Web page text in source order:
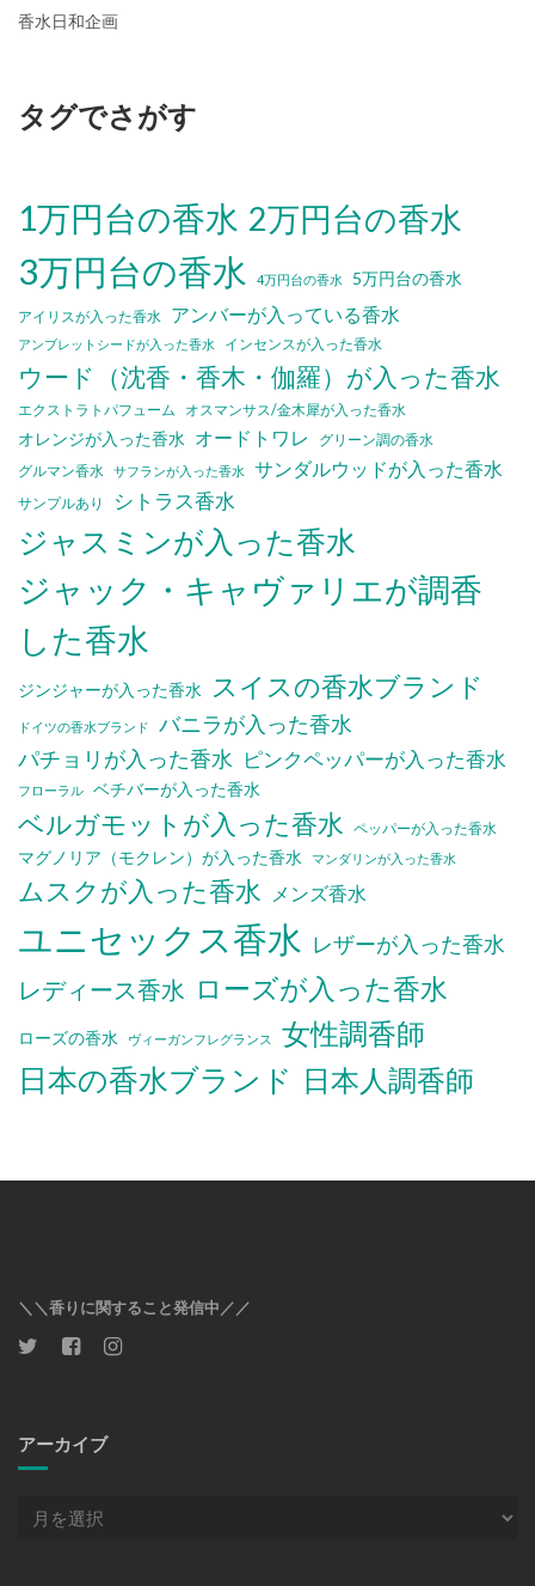
香水日和企画
タグでさがす
1万円台の香水 2万円台の香水
3万円台の香水 4万円台の香水 5万円台の香水
アイリスが入った香水 アンバーが入っている香水
アンブレットシードが入った香水 インセンスが入った香水
ウード（沈香・香木・伽羅）が入った香水
エクストラトパフューム オスマンサス/金木犀が入った香水
オレンジが入った香水 オードトワレ
グリーン調の香水
グルマン香水
サフランが入った香水 サンダルウッドが入った香水
サンプルあり シトラス香水
ジャスミンが入った香水
ジャック・キャヴァリエが調香
した香水
ジンジャーが入った香水 スイスの香水ブランド
ドイツの香水ブランド
バニラが入った香水
パチョリが入った香水 ピンクペッパーが入った香水
フローラル ベチバーが入った香水
ベルガモットが入った香水 ペッパーが入った香水
マグノリア（モクレン）が入った香水 マンダリンが入った香水
ムスクが入った香水 メンズ香水
ユニセックス香水 レザーが入った香水
レディース香水 ローズが入った香水
ローズの香水 ヴィーガンフレグランス
女性調香師
日本の香水ブランド 日本人調香師
＼＼香りに関すること発信中／／
アーカイブ